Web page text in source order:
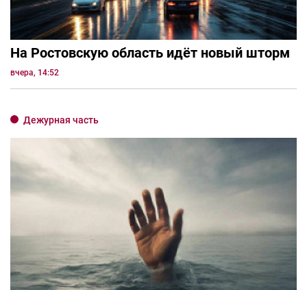
На Ростовскую область идёт новый шторм
вчера, 14:52
Дежурная часть